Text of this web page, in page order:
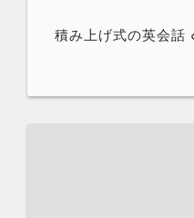
積み上げ式の英会話